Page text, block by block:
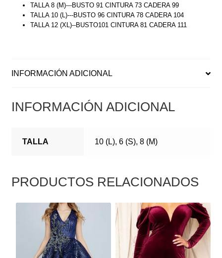
TALLA 8 (M)---BUSTO 91 CINTURA 73 CADERA 99
TALLA 10 (L)---BUSTO 96 CINTURA 78 CADERA 104
TALLA 12 (XL)--BUSTO101 CINTURA 81 CADERA 111
INFORMACIÓN ADICIONAL
INFORMACIÓN ADICIONAL
TALLA 10 (L), 6 (S), 8 (M)
PRODUCTOS RELACIONADOS
PRODUCTO
MÚLTIPLES
ESTE
PRODUCTO
TIENE
MÚLTIPLES